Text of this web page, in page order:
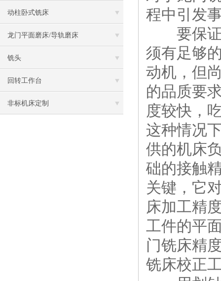
动柱卧式铣床
龙门平面磨床/导轨磨床
铣头
回转工作台
非标机床定制
程中引发
要保
须有足够
动机，但
的品质要
度较快，
这种情况
供的机床
础的接触
关键，它
床加工精
工件的平
门铣床精
铣床校正